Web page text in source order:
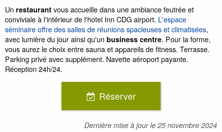
Un restaurant vous accueille dans une ambiance feutrée et
conviviale à l'intérieur de l'hotel Inn CDG airport. L'espace
séminaire offre des salles de réunions spacieuses et climatisées,
avec lumière du jour ainsi qu'un business centre. Pour la forme,
vous aurez le choix entre sauna et appareils de fitness. Terrasse.
Parking privé avec supplément. Navette aéroport payante.
Réception 24h/24.
Réserver
Dernière mise à jour le 25 novembre 2024